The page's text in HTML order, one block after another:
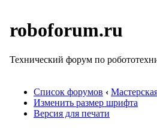
roboforum.ru
Технический форум по
Список форумов ‹
Изменить размер шрифта
Версия для печати